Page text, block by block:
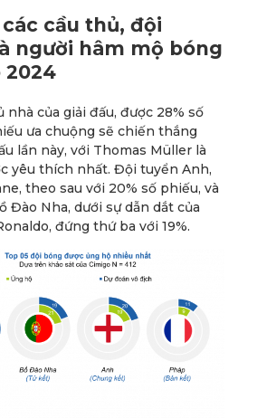
các cầu thủ, đội
người hâm mộ bóng
2024
nhà của giải đấu, được 28% số
ưa chuộng sẽ chiến thắng
lần này, với Thomas Müller là
yêu thích nhất. Đội tuyển Anh,
theo sau với 20% số phiếu, và
Đào Nha, dưới sự dẫn dắt của
đứng thứ ba với 19%.